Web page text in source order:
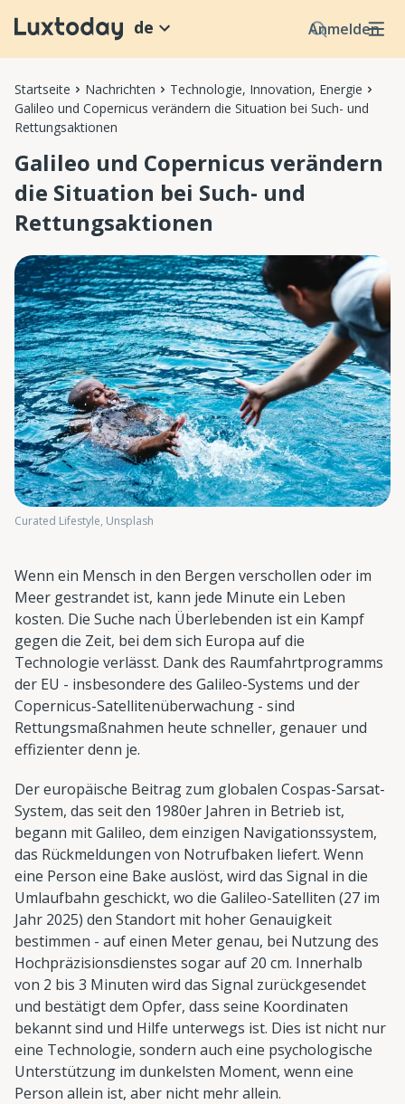
Anmelden
de
Startseite Nachrichten
Technologie, Innovation, Energie
Galileo und Copernicus verändern die Situation bei Such- und
Rettungsaktionen
Galileo und Copernicus verändern
die Situation bei Such- und
Rettungsaktionen
Curated Lifestyle, Unsplash
Wenn ein Mensch in den Bergen verschollen oder im
Meer gestrandet ist, kann jede Minute ein Leben
kosten. Die Suche nach Überlebenden ist ein Kampf
gegen die Zeit, bei dem sich Europa auf die
Technologie verlässt. Dank des Raumfahrtprogramms
der EU - insbesondere des Galileo-Systems und der
Copernicus-Satellitenüberwachung - sind
Rettungsmaßnahmen heute schneller, genauer und
effizienter denn je.
Der europäische Beitrag zum globalen Cospas-Sarsat-
System, das seit den 1980er Jahren in Betrieb ist,
begann mit Galileo, dem einzigen Navigationssystem,
das Rückmeldungen von Notrufbaken liefert. Wenn
eine Person eine Bake auslöst, wird das Signal in die
Umlaufbahn geschickt, wo die Galileo-Satelliten (27 im
Jahr 2025) den Standort mit hoher Genauigkeit
bestimmen - auf einen Meter genau, bei Nutzung des
Hochpräzisionsdienstes sogar auf 20 cm. Innerhalb
von 2 bis 3 Minuten wird das Signal zurückgesendet
und bestätigt dem Opfer, dass seine Koordinaten
bekannt sind und Hilfe unterwegs ist. Dies ist nicht nur
eine Technologie, sondern auch eine psychologische
Unterstützung im dunkelsten Moment, wenn eine
Person allein ist, aber nicht mehr allein.